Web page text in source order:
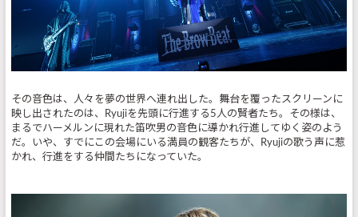
その音色は、人々を夢の世界へ連れ出した。舞台を覆ったスクリーンに
映し出されたのは、Ryujiを先頭に行進する5人の賢者たち。その様は、
まるでハーメルンに現れた笛吹男の音色に導かれ行進してゆく姿のよう
だ。いや、すでにこの会場にいる満員の観客たちが、Ryujiの歌う声に惹
かれ、行進をする仲間たちになっていた。